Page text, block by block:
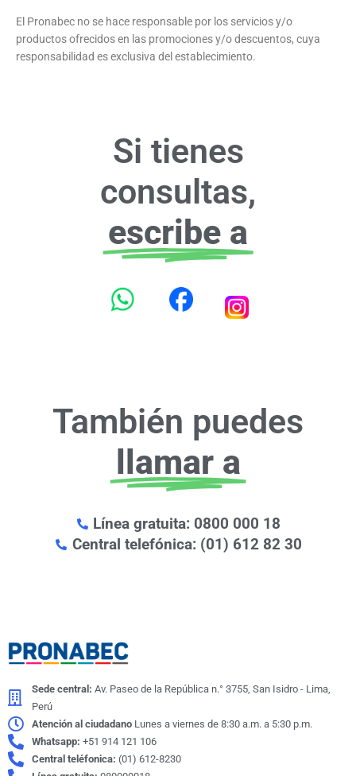
El Pronabec no se hace responsable por los servicios y/o
productos ofrecidos en las promociones y/o descuentos, cuya
responsabilidad es exclusiva del establecimiento.
Si tienes
consultas,
escribe a
También puedes
llamar a
Línea gratuita: 0800 000 18
Central telefónica: (01) 612 82 30
Sede central: Av. Paseo de la República n.° 3755, San Isidro - Lima,
Perú
Atención al ciudadano Lunes a viernes de 8:30 a.m. a 5:30 p.m.
Whatsapp: +51 914 121 106
Central teléfonica: (01) 612-8230